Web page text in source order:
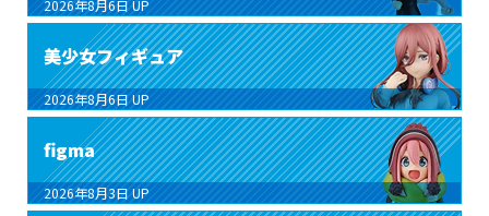
2026年8月6日 UP
美少女フィギュア
2026年8月6日 UP
figma
2026年8月3日 UP